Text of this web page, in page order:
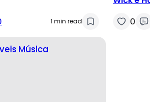
1 min read 0
Música